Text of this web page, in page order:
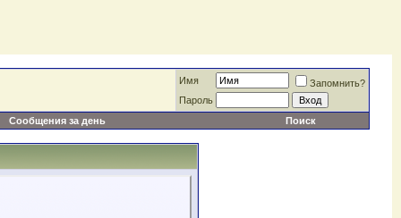
Имя
Запомнить?
Пароль
Сообщения за день Поиск